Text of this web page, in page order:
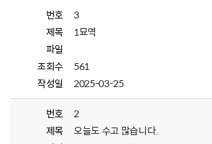
번호
3
제목
1묘역
파일
조회수
561
작성일
2025-03-25
번호
2
제목
오늘도 수고 많습니다.